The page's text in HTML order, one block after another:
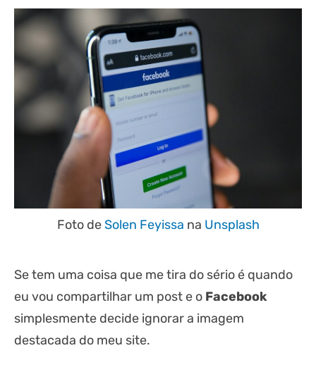
Foto deSolen Feyissa na Unsplash
Se tem uma coisa que me tira do sério é quando
eu vou compartilhar um post e o Facebook
simplesmente decide ignorar a imagem
destacada do meu site.